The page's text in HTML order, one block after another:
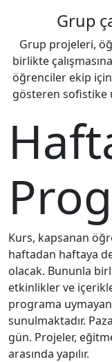
Grup
Grup projeleri,
birlikte
öğrenciler ekip
gösteren sofistike
Kurs, kapsanan
haftadan haftaya
olacak. Bununla
etkinlikler ve
programa
sunulmaktadır.
gün. Projeler,
arasında yapılır.